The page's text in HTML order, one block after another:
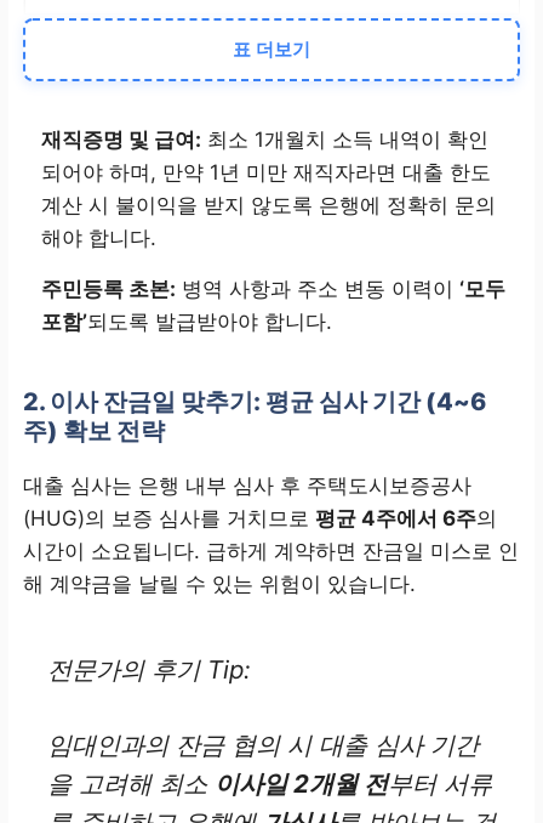
중소기업 확인서
발급
발급일 기준 1개월 이내
재직/소득 서류
발급일 기준 1개월 이내
표 더보기
재직증명 및 급여: 최소 1개월치 소득 내역이 확인
되어야 하며, 만약 1년 미만 재직자라면 대출 한도
계산 시 불이익을 받지 않도록 은행에 정확히 문의
해야 합니다.
주민등록 초본: 병역 사항과 주소 변동 이력이 ‘모두
포함’되도록 발급받아야 합니다.
2. 이사 잔금일 맞추기: 평균 심사 기간 (4~6
주) 확보 전략
대출 심사는 은행 내부 심사 후 주택도시보증공사
(HUG)의 보증 심사를 거치므로 평균 4주에서 6주의
시간이 소요됩니다. 급하게 계약하면 잔금일 미스로 인
해 계약금을 날릴 수 있는 위험이 있습니다.
전문가의 후기 Tip:
임대인과의 잔금 협의 시 대출 심사 기간
을 고려해 최소 이사일 2개월 전부터 서류